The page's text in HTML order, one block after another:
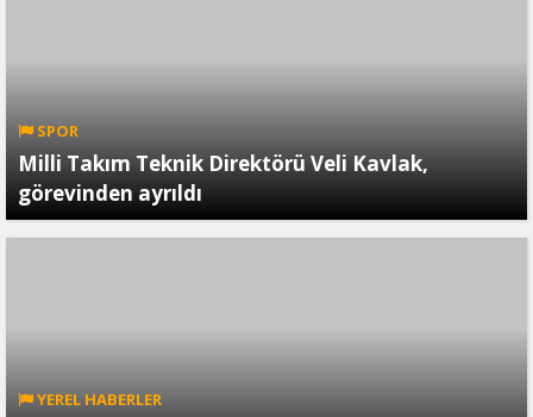
SPOR
Milli Takım Teknik Direktörü Veli Kavlak,
görevinden ayrıldı
YEREL HABERLER